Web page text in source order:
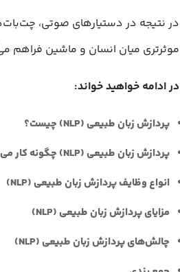
در نتیجه در دستیارهای صوتی،
موثرتری میان انسان و ماشین فراهم
در ادامه خواهید خواند:
پردازش زبان طبیعی (NLP) چیست؟
پردازش زبان طبیعی (NLP) چگونه کار می‌کند؟
انواع وظایف پردازش زبان طبیعی (NLP)
مزایای پردازش زبان طبیعی (NLP)
چالش‌های پردازش زبان طبیعی (NLP)